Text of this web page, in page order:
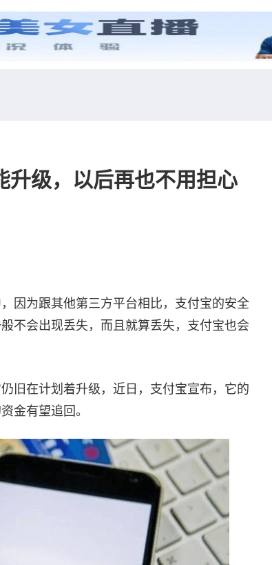
综艺 抖音 更多
升级，以后再也不用担心
因为跟其他第三方平台相比，支付宝的安全
不会出现丢失，而且就算丢失，支付宝也会
旧在计划着升级，近日，支付宝宣布，它的
金有望追回。